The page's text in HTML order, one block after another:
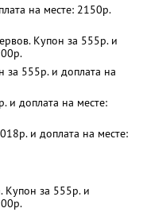
на месте: 2150р.
Купон за 555р. и
за 555р. и доплата на
и доплата на месте:
и доплата на месте:
Купон за 555р. и